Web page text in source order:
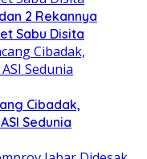
2 Rekannya
Sabu Disita
Cibadak,
Sedunia